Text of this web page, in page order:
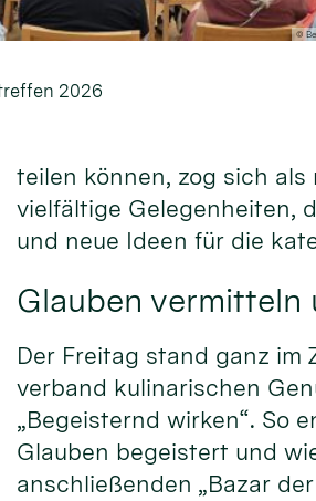
©
2026
teilen können, zog sich
vielfältige Gelegenheiten,
und neue Ideen für die
Glauben vermitteln
Der Freitag stand ganz im
verband kulinarischen
„Begeisternd wirken“. So
Glauben begeistert und
anschließenden „Bazar